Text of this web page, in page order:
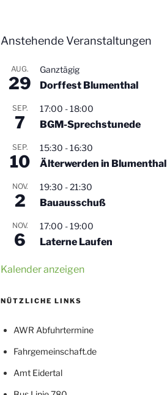
Anstehende Veranstaltungen
AUG.
29
Ganztägig
Dorffest Blumenthal
SEP.
7
17:00 -18:00
BGM-Sprechstunede
SEP.
10
15:30 -16:30
Älterwerden in Blumenthal
NOV.
2
19:30 -21:30
Bauausschuß
NOV.
6
17:00 -19:00
Laterne Laufen
Kalender anzeigen
NÜTZLICHE LINKS
AWR Abfuhrtermine
Fahrgemeinschaft.de
Amt Eidertal